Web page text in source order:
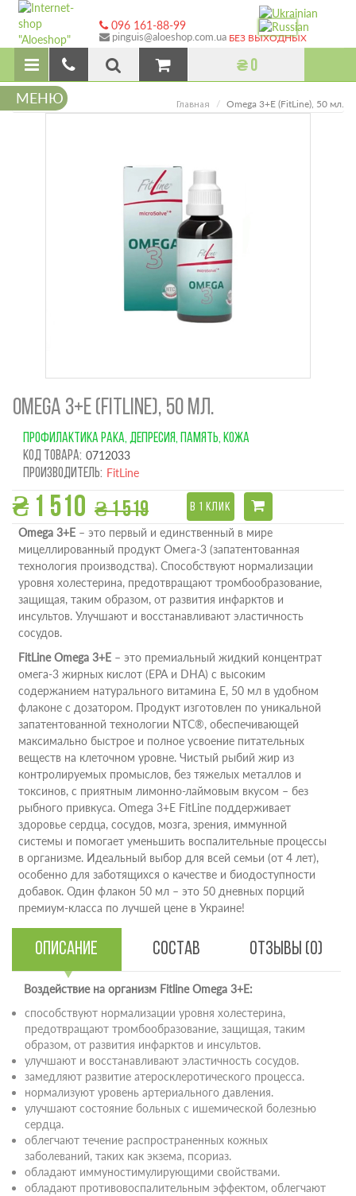
096 161-88-99
pinguis@aloeshop.com.ua БЕЗ ВЫХОДНЫХ
₴ 0
МЕНЮ Главная Omega 3+E (FitLine), 50 мл.
OMEGA 3+E (FITLINE), 50 МЛ.
ПРОФИЛАКТИКА РАКА, ДЕПРЕСИЯ, ПАМЯТЬ, КОЖА
Код товара: 0712033
Производитель: FitLine
₴ 1 510 ₴ 1 519 В 1 КЛИК
Omega 3+E – это первый и единственный в мире
мицеллированный продукт Омега-3 (запатентованная
технология производства). Способствуют нормализации
уровня холестерина, предотвращают тромбообразование,
защищая, таким образом, от развития инфарктов и
инсультов. Улучшают и восстанавливают эластичность
сосудов.
FitLine Omega 3+E – это премиальный жидкий концентрат
омега-3 жирных кислот (EPA и DHA) с высоким
содержанием натурального витамина E, 50 мл в удобном
флаконе с дозатором. Продукт изготовлен по уникальной
запатентованной технологии NTC®, обеспечивающей
максимально быстрое и полное усвоение питательных
веществ на клеточном уровне. Чистый рыбий жир из
контролируемых промыслов, без тяжелых металлов и
токсинов, с приятным лимонно-лаймовым вкусом – без
рыбного привкуса. Omega 3+E FitLine поддерживает
здоровье сердца, сосудов, мозга, зрения, иммунной
системы и помогает уменьшить воспалительные процессы
в организме. Идеальный выбор для всей семьи (от 4 лет),
особенно для заботящихся о качестве и биодоступности
добавок. Один флакон 50 мл – это 50 дневных порций
премиум-класса по лучшей цене в Украине!
Описание Состав Отзывы (0)
Воздействие на организм Fitline Omega 3+E:
способствуют нормализации уровня холестерина,
предотвращают тромбообразование, защищая, таким
образом, от развития инфарктов и инсультов.
улучшают и восстанавливают эластичность сосудов.
замедляют развитие атеросклеротического процесса.
нормализуют уровень артериального давления.
улучшают состояние больных с ишемической болезнью
сердца.
облегчают течение распространенных кожных
заболеваний, таких как экзема, псориаз.
обладают иммуностимулирующими свойствами.
обладают противовоспалительным эффектом, облегчают